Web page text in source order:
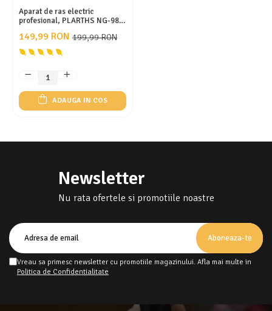
Aparat de ras electric
profesional, PLARTHS NG-983,
acumulator 1400 mAh,
8100rpm, black
199,99 RON
149,99 RON
ADAUGA IN COS
Newsletter
Nu rata ofertele si promotiile noastre
Vreau sa primesc newsletter cu promotiile magazinului. Afla mai multe in
Politica de Confidentialitate